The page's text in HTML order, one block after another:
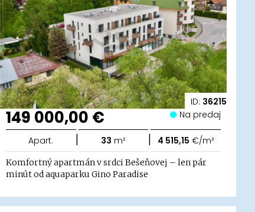
ID: 36215
149 000,00 € Na predaj
Apart. | 33 m² | 4 515,15 €/m²
Komfortný apartmán v srdci Bešeňovej – len pár
minút od aquaparku Gino Paradise